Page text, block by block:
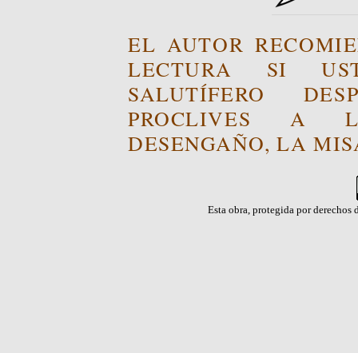
EL AUTOR
LECTURA SI
SALUTÍFERO
PROCLIVES A
DESENGAÑO, LA
Esta obra, protegida por derechos